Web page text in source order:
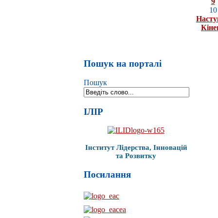
10
Пошук на порталі
Пошук
ІЛІР
Інститут Лідерства, Інновацій
та Розвитку
Посилання